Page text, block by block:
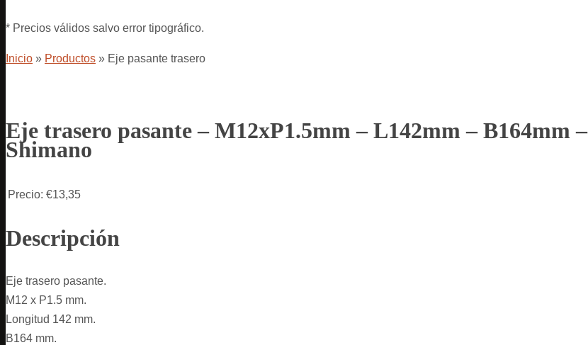
* Precios válidos salvo error tipográfico.
Inicio » Productos » Eje pasante trasero
Eje trasero pasante – M12xP1.5mm – L142mm – B164mm –
Shimano
Precio: €13,35
Descripción
Eje trasero pasante.
M12 x P1.5 mm.
Longitud 142 mm.
B164 mm.